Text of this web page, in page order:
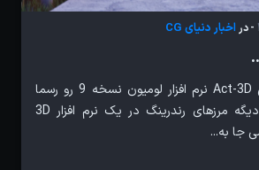
- دراخبار دنیای CG
دو روز پیش کمپانی Act-3D نرم افزار لومیون نسخه 9 رو رسما
عرضه کرد تا یکبار دیگه مرزهای رندرینگ در یک نرم افزار 3D